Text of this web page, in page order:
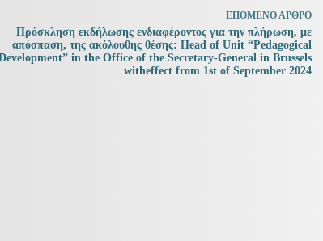
ΕΠΌΜΕΝΟΆΡΘΡΟ
Πρόσκληση εκδήλωσης ενδιαφέροντος για την πλήρωση, με
απόσπαση, της ακόλουθης θέσης: Head of Unit “Pedagogical
in the Office of the Secretary-General in Brussels
witheffect from 1st of September 2024